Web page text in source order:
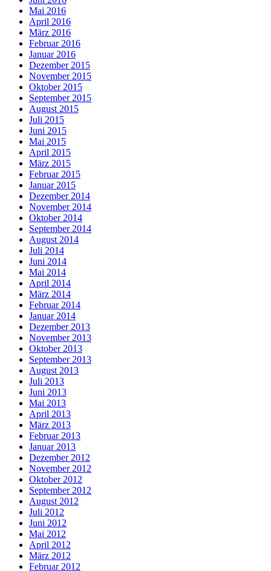
Mai 2016
April 2016
März 2016
Februar 2016
Januar 2016
Dezember 2015
November 2015
Oktober 2015
September 2015
August 2015
Juli 2015
Juni 2015
Mai 2015
April 2015
März 2015
Februar 2015
Januar 2015
Dezember 2014
November 2014
Oktober 2014
September 2014
August 2014
Juli 2014
Juni 2014
Mai 2014
April 2014
März 2014
Februar 2014
Januar 2014
Dezember 2013
November 2013
Oktober 2013
September 2013
August 2013
Juli 2013
Juni 2013
Mai 2013
April 2013
März 2013
Februar 2013
Januar 2013
Dezember 2012
November 2012
Oktober 2012
September 2012
August 2012
Juli 2012
Juni 2012
Mai 2012
April 2012
März 2012
Februar 2012